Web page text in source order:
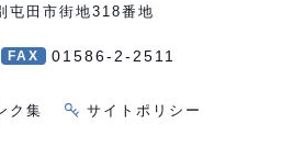
屯田市街地318番地
FAX 01586-2-2511
ク集 サイトポリシー